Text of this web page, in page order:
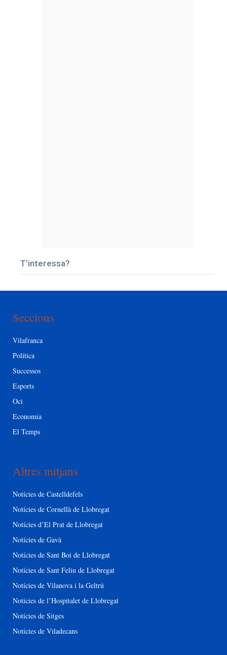
T’interessa?
Seccions
Vilafranca
Política
Successos
Esports
Oci
Economia
El Temps
Altres mitjans
Notícies de Castelldefels
Notícies de Cornellà de Llobregat
Notícies d’El Prat de Llobregat
Notícies de Gavà
Notícies de Sant Boi de Llobregat
Notícies de Sant Feliu de Llobregat
Notícies de Vilanova i la Geltrú
Notícies de l’Hospitalet de Llobregat
Notícies de Sitges
Notícies de Viladecans